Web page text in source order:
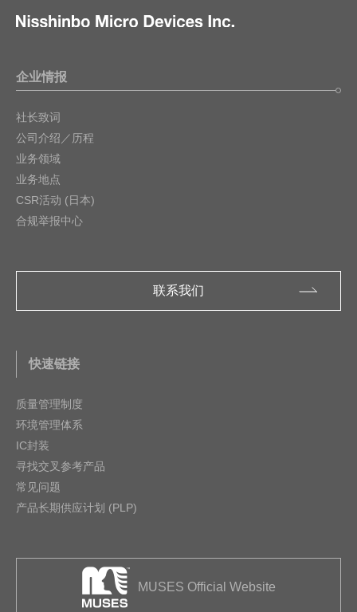
企业情报
社长致词
公司介绍／历程
业务领域
业务地点
CSR活动 (日本)
合规举报中心
联系我们
快速链接
质量管理制度
环境管理体系
IC封装
寻找交叉参考产品
常见问题
产品长期供应计划 (PLP)
MUSES Official Website